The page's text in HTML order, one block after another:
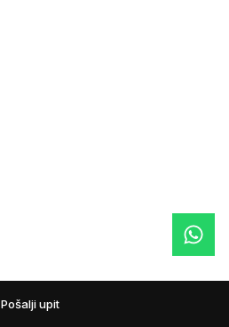
Pošalji upit